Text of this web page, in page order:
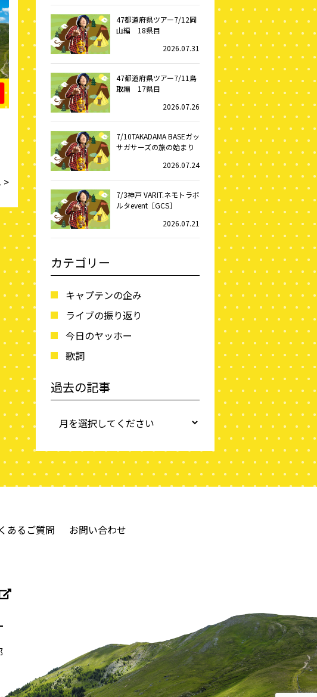
>
47都道府県ツアー7/12岡
山編 18県目
2026.07.31
47都道府県ツアー7/11鳥
取編 17県目
2026.07.26
7/10TAKADAMA BASEガッ
サガサーズの旅の始まり
2026.07.24
7/3神戸 VARIT.ネモトラボ
ルタevent［GCS］
2026.07.21
カテゴリー
キャプテンの企み
ライブの振り返り
今日のヤッホー
歌詞
過去の記事
あるご質問 お問い合わせ